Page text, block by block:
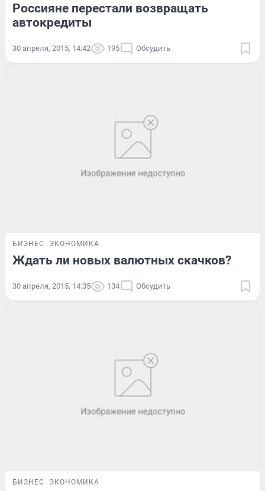
Россияне перестали возвращать
автокредиты
30 апреля, 2015, 14:42 195 Обсудить
БИЗНЕС ЭКОНОМИКА
Ждать ли новых валютных скачков?
30 апреля, 2015, 14:35 134 Обсудить
БИЗНЕС ЭКОНОМИКА